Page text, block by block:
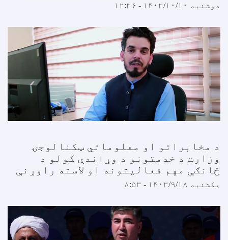
دوشنبه ۱۴۰۳/۱۰/۱۰ - ۱۲:۳۶
د مخابراتو او معلوماتي ټکنالوجۍ
وزارت د خدمتونو د وړاندې کولو د
څانګې مهم فعالیتونه او لاسته راوړنې
یکشنبه ۱۴۰۳/۹/۱۸ - ۸:۵۳